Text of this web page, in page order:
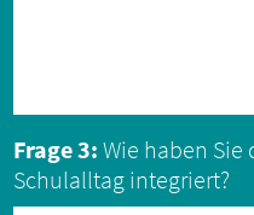
Frage 3:Wie haben
Schulalltag integriert?